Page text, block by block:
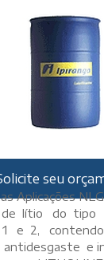
seu
Aplicações
de lítio do tipo
1 e 2,
antidesgaste e